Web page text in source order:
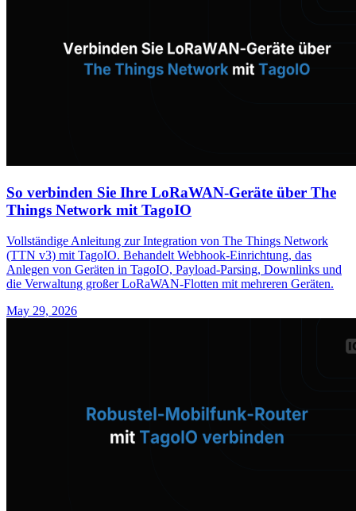
So verbinden Sie Ihre LoRaWAN-Geräte über The
Things Network mit TagoIO
Vollständige Anleitung zur Integration von The Things Network
(TTN v3) mit TagoIO. Behandelt Webhook-Einrichtung, das
Anlegen von Geräten in TagoIO, Payload-Parsing, Downlinks und
die Verwaltung großer LoRaWAN-Flotten mit mehreren Geräten.
May 29, 2026